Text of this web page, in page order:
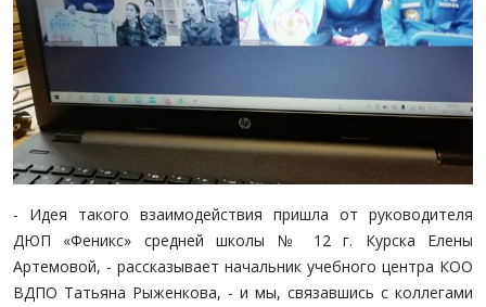
- Идея такого взаимодействия пришла от руководителя
ДЮП «Феникс» средней школы № 12 г. Курска Елены
Артемовой, - рассказывает начальник учебного центра КОО
ВДПО Татьяна Рыженкова, - и мы, связавшись с коллегами